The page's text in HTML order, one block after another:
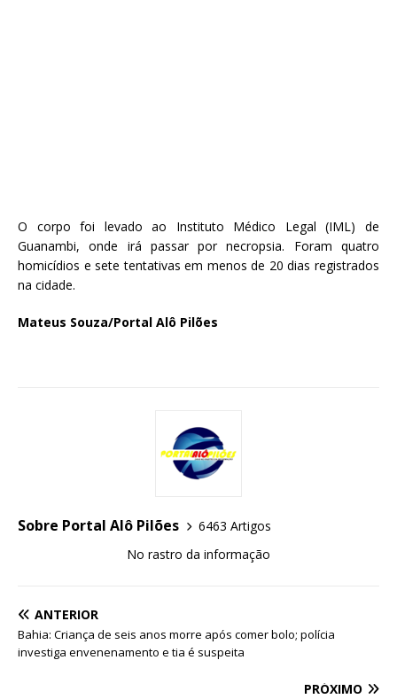
O corpo foi levado ao Instituto Médico Legal (IML) de
Guanambi, onde irá passar por necropsia. Foram quatro
homicídios e sete tentativas em menos de 20 dias registrados
na cidade.
Mateus Souza/Portal Alô Pilões
Sobre Portal Alô Pilões
6463 Artigos
No rastro da informação
ANTERIOR
Bahia: Criança de seis anos morre após comer bolo; polícia
investiga envenenamento e tia é suspeita
PRÓXIMO